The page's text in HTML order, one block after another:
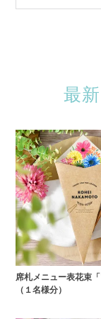
最
席札メニュー表花束「
（１名様分）